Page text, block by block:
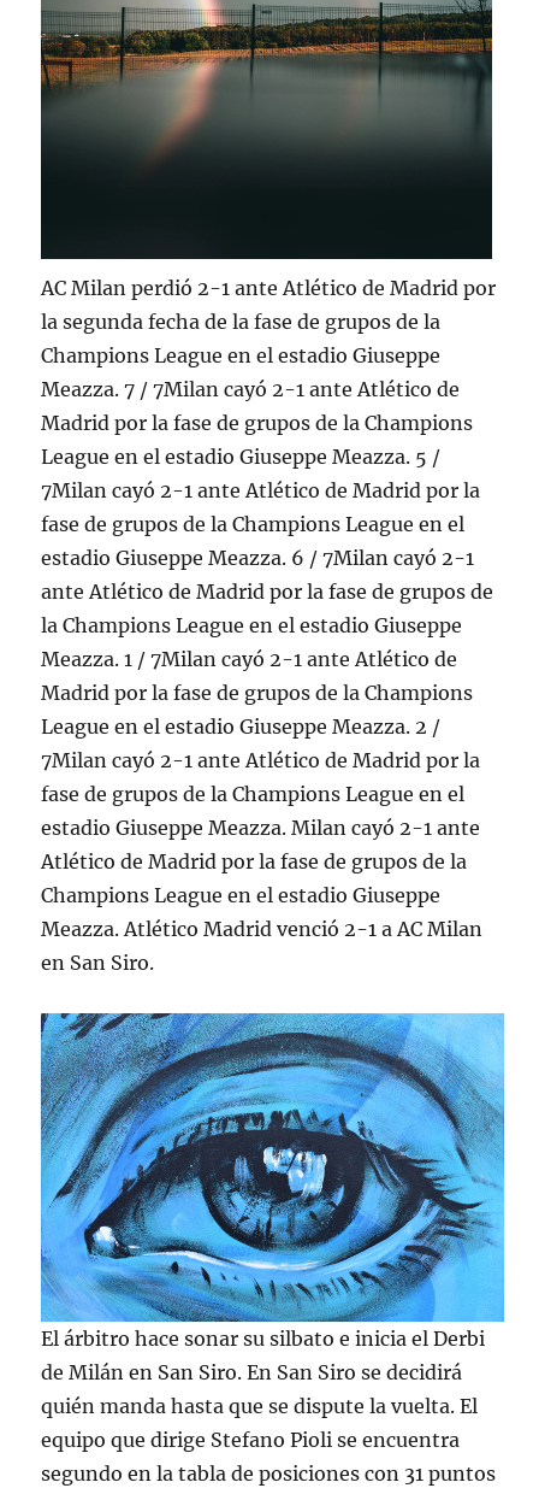
AC Milan perdió 2-1 ante Atlético de Madrid por
la segunda fecha de la fase de grupos de la
Champions League en el estadio Giuseppe
Meazza. 7 / 7Milan cayó 2-1 ante Atlético de
Madrid por la fase de grupos de la Champions
League en el estadio Giuseppe Meazza. 5 /
7Milan cayó 2-1 ante Atlético de Madrid por la
fase de grupos de la Champions League en el
estadio Giuseppe Meazza. 6 / 7Milan cayó 2-1
ante Atlético de Madrid por la fase de grupos de
la Champions League en el estadio Giuseppe
Meazza. 1 / 7Milan cayó 2-1 ante Atlético de
Madrid por la fase de grupos de la Champions
League en el estadio Giuseppe Meazza. 2 /
7Milan cayó 2-1 ante Atlético de Madrid por la
fase de grupos de la Champions League en el
estadio Giuseppe Meazza. Milan cayó 2-1 ante
Atlético de Madrid por la fase de grupos de la
Champions League en el estadio Giuseppe
Meazza. Atlético Madrid venció 2-1 a AC Milan
en San Siro.
El árbitro hace sonar su silbato e inicia el Derbi
de Milán en San Siro. En San Siro se decidirá
quién manda hasta que se dispute la vuelta. El
equipo que dirige Stefano Pioli se encuentra
segundo en la tabla de posiciones con 31 puntos